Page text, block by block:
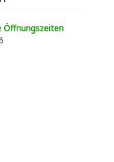
Öffnungszeiten